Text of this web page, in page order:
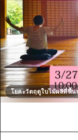
ค
ศิ
งา
อา
ก
รา
คู่
ฮิโ
บริ
อา
บิ
บิ
จุดห
รา
บริ
อา
บิง
บิ
อีเว้น
ข้อมู
ข้อมู
โยคะวัดฤดูใบไม้ผลิที่ฟื้